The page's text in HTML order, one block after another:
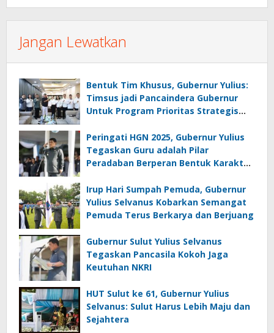
Jangan Lewatkan
Bentuk Tim Khusus, Gubernur Yulius:
Timsus jadi Pancaindera Gubernur
Untuk Program Prioritas Strategis
Peringati HGN 2025, Gubernur Yulius
Tegaskan Guru adalah Pilar
Peradaban Berperan Bentuk Karakter
Irup Hari Sumpah Pemuda, Gubernur
Yulius Selvanus Kobarkan Semangat
Pemuda Terus Berkarya dan Berjuang
Gubernur Sulut Yulius Selvanus
Tegaskan Pancasila Kokoh Jaga
Keutuhan NKRI
HUT Sulut ke 61, Gubernur Yulius
Selvanus: Sulut Harus Lebih Maju dan
Sejahtera